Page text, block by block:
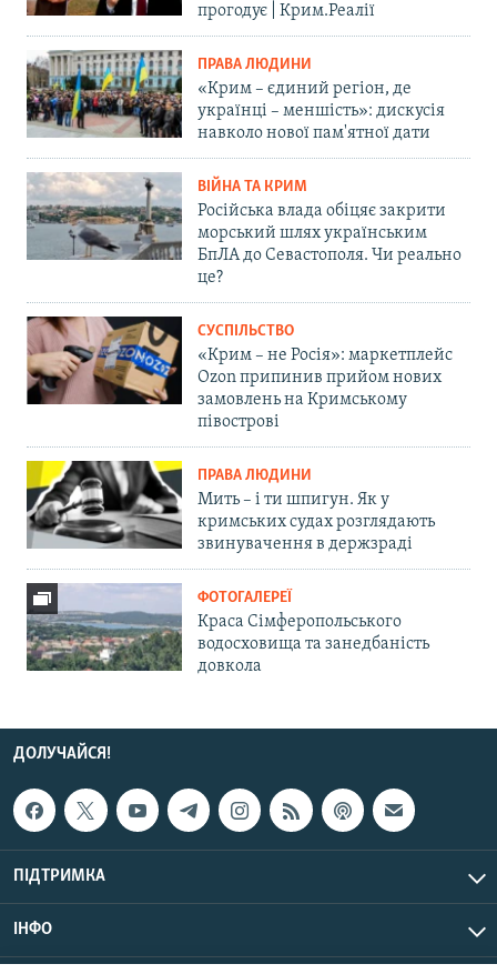
прогодує | Крим.Реалії
ПРАВА ЛЮДИНИ
«Крим – єдиний регіон, де
українці – меншість»: дискусія
навколо нової пам'ятної дати
ВІЙНА ТА КРИМ
Російська влада обіцяє закрити
морський шлях українським
БпЛА до Севастополя. Чи реально
це?
СУСПІЛЬСТВО
«Крим – не Росія»: маркетплейс
Ozon припинив прийом нових
замовлень на Кримському
півострові
ПРАВА ЛЮДИНИ
Мить – і ти шпигун. Як у
кримських судах розглядають
звинувачення в держзраді
ФОТОГАЛЕРЕЇ
Краса Сімферопольського
водосховища та занедбаність
довкола
ДОЛУЧАЙСЯ!
ПІДТРИМКА
ІНФО